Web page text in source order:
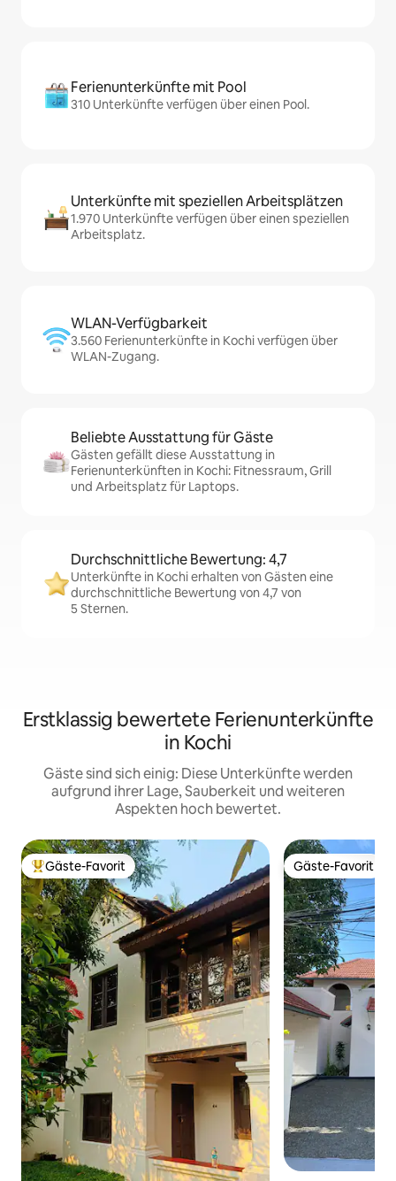
Ferienunterkünfte mit Pool
310 Unterkünfte verfügen über einen Pool.
Unterkünfte mit speziellen Arbeitsplätzen
1.970 Unterkünfte verfügen über einen speziellen
Arbeitsplatz.
WLAN-Verfügbarkeit
3.560 Ferienunterkünfte in Kochi verfügen über
WLAN-Zugang.
Beliebte Ausstattung für Gäste
Gästen gefällt diese Ausstattung in
Ferienunterkünften in Kochi: Fitnessraum, Grill
und Arbeitsplatz für Laptops.
Durchschnittliche Bewertung: 4,7
Unterkünfte in Kochi erhalten von Gästen eine
durchschnittliche Bewertung von 4,7 von
5 Sternen.
Erstklassig bewertete Ferienunterkünfte
in Kochi
Gäste sind sich einig: Diese Unterkünfte werden
aufgrund ihrer Lage, Sauberkeit und weiteren
Aspekten hoch bewertet.
Beliebter Gäste-Favorit.
Gäste-Favorit Gäste-Favorit
Gäste-Favorit